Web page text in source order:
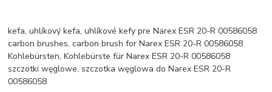
kefa, uhlíkový kefa, uhlíkové kefy pre Narex ESR 20-R 00586058
carbon brushes, carbon brush for Narex ESR 20-R 00586058
Kohlebürsten, Kohlebürste für Narex ESR 20-R 00586058
szczotki węglowe, szczotka węglowa do Narex ESR 20-R
00586058